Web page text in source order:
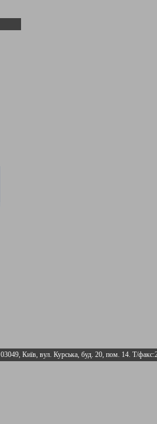
03049, Київ, вул. Курська, буд. 20, пом. 14. Т/